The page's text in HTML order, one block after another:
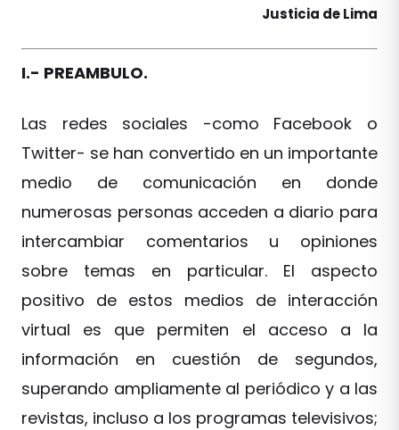
Justicia de Lima
I.- PREAMBULO.
Las redes sociales -como Facebook o
Twitter- se han convertido en un importante
medio de comunicación en donde
numerosas personas acceden a diario para
intercambiar comentarios u opiniones
sobre temas en particular. El aspecto
positivo de estos medios de interacción
virtual es que permiten el acceso a la
información en cuestión de segundos,
superando ampliamente al periódico y a las
revistas, incluso a los programas televisivos;